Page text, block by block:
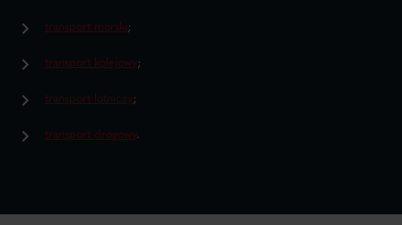
transport morski;
transport kolejowy;
transport lotniczy;
transport drogowy.